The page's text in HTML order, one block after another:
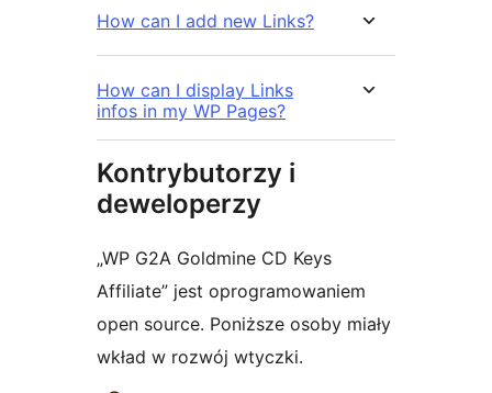
How can I add new Links?
How can I display Links
infos in my WP Pages?
Kontrybutorzy i
deweloperzy
„WP G2A Goldmine CD Keys
Affiliate” jest oprogramowaniem
open source. Poniższe osoby miały
wkład w rozwój wtyczki.